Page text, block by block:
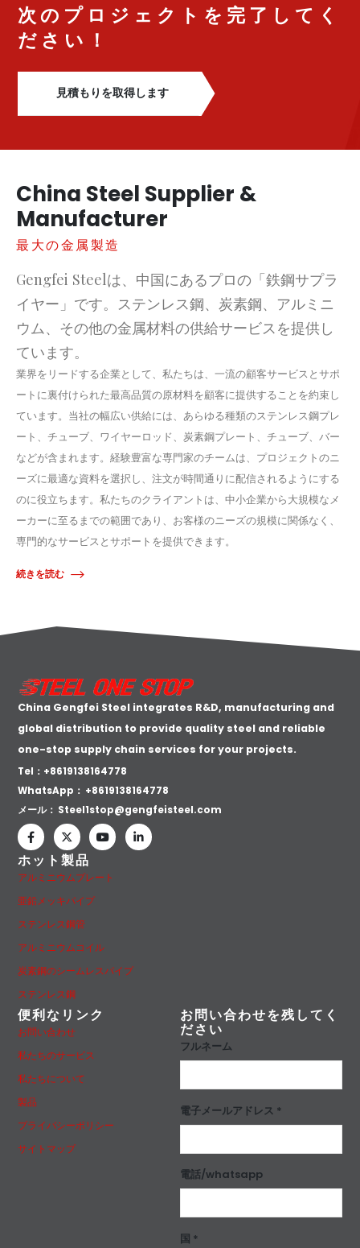
次のプロジェクトを完了してく
ださい！
見積もりを取得します
China Steel Supplier &
Manufacturer
最大の金属製造
Gengfei Steelは、中国にあるプロの「鉄鋼サプラ
イヤー」です。ステンレス鋼、炭素鋼、アルミニ
ウム、その他の金属材料の供給サービスを提供し
ています。
業界をリードする企業として、私たちは、一流の顧客サービスとサポ
ートに裏付けられた最高品質の原材料を顧客に提供することを約束し
ています。当社の幅広い供給には、あらゆる種類のステンレス鋼プレ
ート、チューブ、ワイヤーロッド、炭素鋼プレート、チューブ、バー
などが含まれます。経験豊富な専門家のチームは、プロジェクトのニ
ーズに最適な資料を選択し、注文が時間通りに配信されるようにする
のに役立ちます。私たちのクライアントは、中小企業から大規模なメ
ーカーに至るまでの範囲であり、お客様のニーズの規模に関係なく、
専門的なサービスとサポートを提供できます。
続きを読む
China Gengfei Steel integrates R&D, manufacturing and
global distribution to provide quality steel and reliable
one-stop supply chain services for your projects.
Tel：+8619138164778
WhatsApp： +8619138164778
メール： Steel1stop@gengfeisteel.com
ホット製品
アルミニウムプレート
亜鉛メッキパイプ
ステンレス鋼管
アルミニウムコイル
炭素鋼のシームレスパイプ
ステンレス鋼
便利なリンク
お問い合わせ
私たちのサービス
私たちについて
製品
プライバシーポリシー
サイトマップ
お問い合わせを残してく
ださい
フルネーム
電子メールアドレス *
電話/whatsapp
国 *